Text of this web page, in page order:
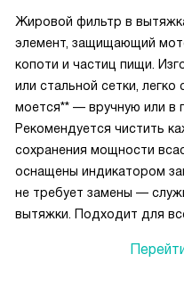
Жировой фильтр в
элемент, защищающий
копоти и частиц пищи.
или стальной сетки,
моется** — вручную или в
Рекомендуется чистить
сохранения мощности
оснащены индикатором
не требует замены —
вытяжки. Подходит для